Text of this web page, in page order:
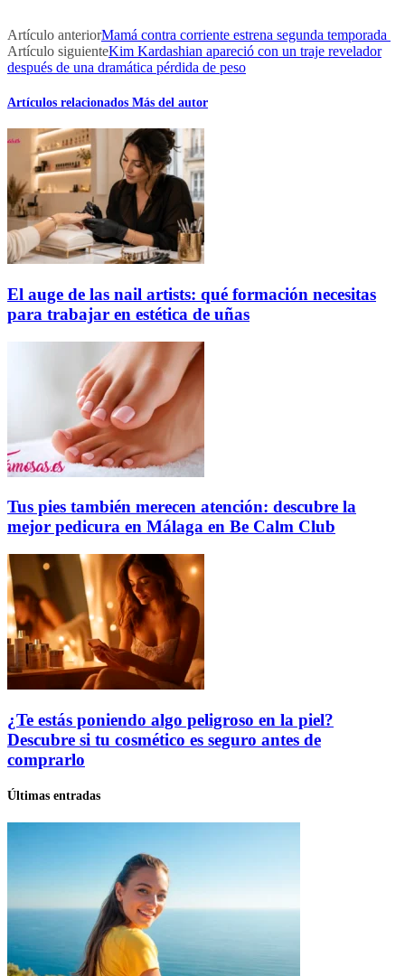
Artículo anteriorMamá contra corriente estrena segunda temporada
Artículo siguienteKim Kardashian apareció con un traje revelador
después de una dramática pérdida de peso
Artículos relacionados Más del autor
El auge de las nail artists: qué formación necesitas
para trabajar en estética de uñas
Tus pies también merecen atención: descubre la
mejor pedicura en Málaga en Be Calm Club
¿Te estás poniendo algo peligroso en la piel?
Descubre si tu cosmético es seguro antes de
comprarlo
Últimas entradas